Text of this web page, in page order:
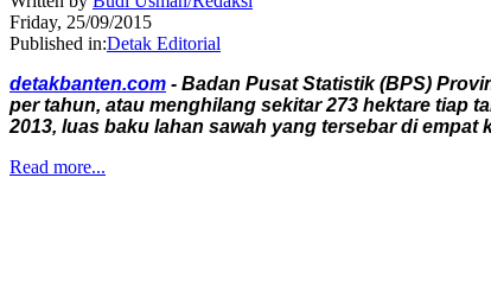
Friday, 25/09/2015
Published in:Detak Editorial
detakbanten.com - Badan Pusat Statistik (BPS)
per tahun, atau menghilang sekitar 273 hektare tiap
2013, luas baku lahan sawah yang tersebar di
Read more...